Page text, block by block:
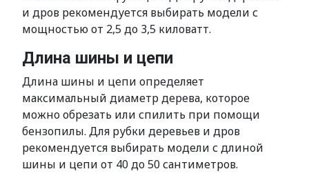
и дров рекомендуется выбирать модели с
мощностью от 2,5 до 3,5 киловатт.
Длина шины и цепи
Длина шины и цепи определяет
максимальный диаметр дерева, которое
можно обрезать или спилить при помощи
бензопилы. Для рубки деревьев и дров
рекомендуется выбирать модели с длиной
шины и цепи от 40 до 50 сантиметров.